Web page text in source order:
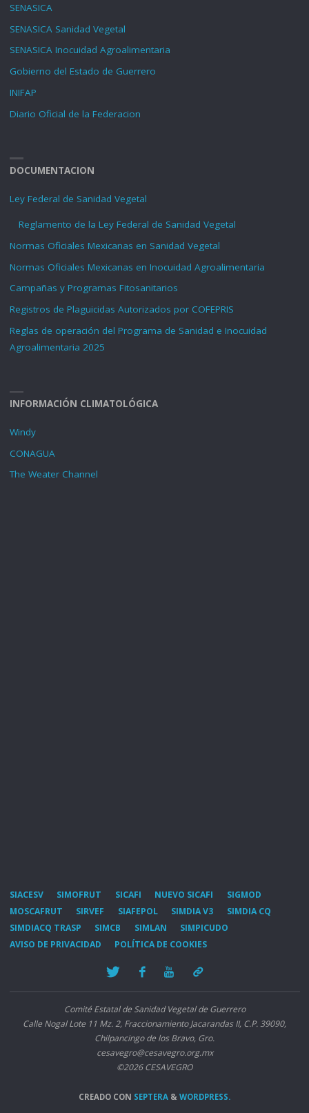
SENASICA
SENASICA Sanidad Vegetal
SENASICA Inocuidad Agroalimentaria
Gobierno del Estado de Guerrero
INIFAP
Diario Oficial de la Federacion
DOCUMENTACION
Ley Federal de Sanidad Vegetal
Reglamento de la Ley Federal de Sanidad Vegetal
Normas Oficiales Mexicanas en Sanidad Vegetal
Normas Oficiales Mexicanas en Inocuidad Agroalimentaria
Campañas y Programas Fitosanitarios
Registros de Plaguicidas Autorizados por COFEPRIS
Reglas de operación del Programa de Sanidad e Inocuidad
Agroalimentaria 2025
INFORMACIÓN CLIMATOLÓGICA
Windy
CONAGUA
The Weater Channel
SIACESV SIMOFRUT SICAFI NUEVO SICAFI
SIGMOD
MOSCAFRUT
SIRVEF SIAFEPOL SIMDIA V3
SIMDIA CQ
SIMDIACQ TRASP
SIMCB SIMLAN
SIMPICUDO
AVISO DE PRIVACIDAD
POLÍTICA DE COOKIES
Comité Estatal de Sanidad Vegetal de Guerrero
Calle Nogal Lote 11 Mz. 2, Fraccionamiento Jacarandas II, C.P. 39090,
Chilpancingo de los Bravo, Gro.
cesavegro@cesavegro.org.mx
©2026 CESAVEGRO
CREADO CON SEPTERA & WORDPRESS.